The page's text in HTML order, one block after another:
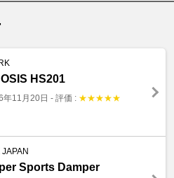
HS201
年11月20日 - 評価 : ★★★★★
JAPAN
Sports Damper